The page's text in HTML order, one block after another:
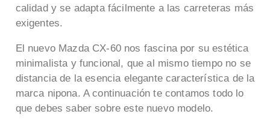
calidad y se adapta fácilmente a las carreteras más
exigentes.
El nuevo Mazda CX-60 nos fascina por su estética
minimalista y funcional, que al mismo tiempo no se
distancia de la esencia elegante característica de la
marca nipona. A continuación te contamos todo lo
que debes saber sobre este nuevo modelo.